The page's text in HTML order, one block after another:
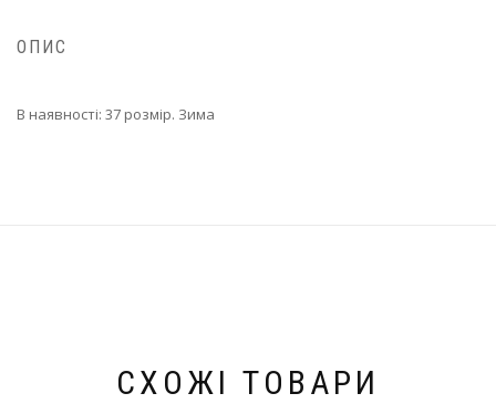
ОПИС
В наявності: 37 розмір. Зима
СХОЖІ ТОВАРИ